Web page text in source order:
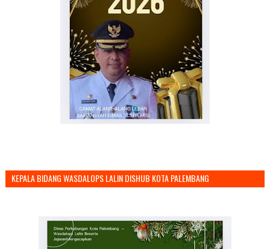
KEPALA BIDANG WASDALOPS LALIN DISHUB KOTA PALEMBANG